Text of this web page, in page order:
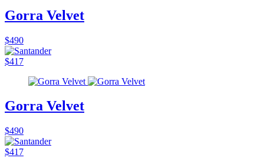
Gorra Velvet
$490
$417
Gorra Velvet
$490
$417